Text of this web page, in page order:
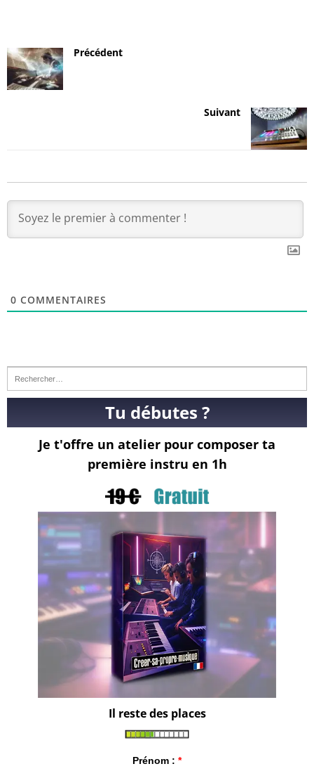
Précédent
Suivant
0 COMMENTAIRES
Tu débutes ?
Je t'offre un atelier pour composer ta
première instru en 1h
Il reste des places
Prénom :